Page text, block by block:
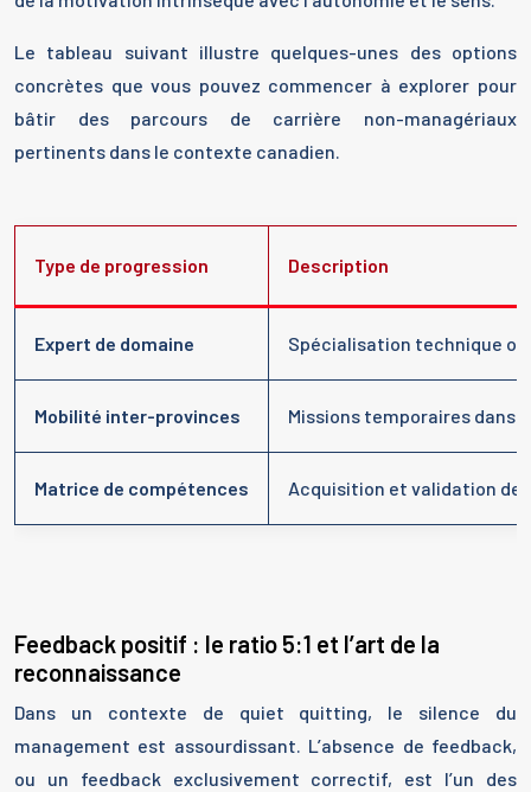
Le tableau suivant illustre quelques-unes des options
concrètes que vous pouvez commencer à explorer pour
bâtir des parcours de carrière non-managériaux
pertinents dans le contexte canadien.
Type de progression Description
Expert de domaine Spécialisation technique
Mobilité inter-provinces Missions temporaires dans
Matrice de compétences Acquisition et validation de
Feedback positif : le ratio 5:1 et l’art de la
reconnaissance
Dans un contexte de quiet quitting, le silence du
management est assourdissant. L’absence de feedback,
ou un feedback exclusivement correctif, est l’un des